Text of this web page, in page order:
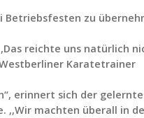
zu
reichte uns natürlich
Karatetrainer
erinnert sich der
,,Wir machten überall in